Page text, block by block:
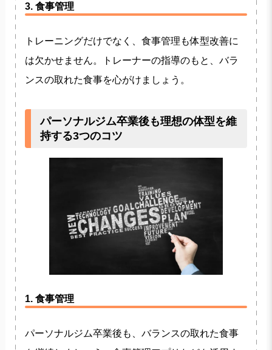
3. 食事管理
トレーニングだけでなく、食事管理も体型改善に
は欠かせません。トレーナーの指導のもと、バラ
ンスの取れた食事を心がけましょう。
パーソナルジム卒業後も理想の体型を維
持する3つのコツ
1. 食事管理
パーソナルジム卒業後も、バランスの取れた食事